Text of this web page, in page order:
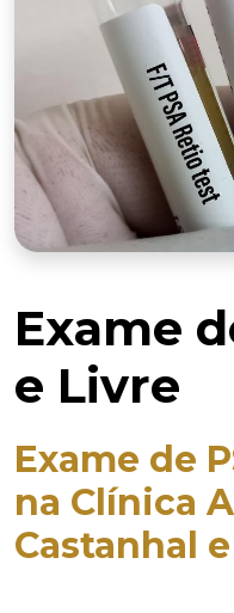
Exame
e Livre
Exame de
na Clínica
Castanhal